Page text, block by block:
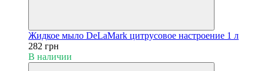
Жидкое мыло DeLaMark цитрусовое настроение 1 л
282 грн
В наличии